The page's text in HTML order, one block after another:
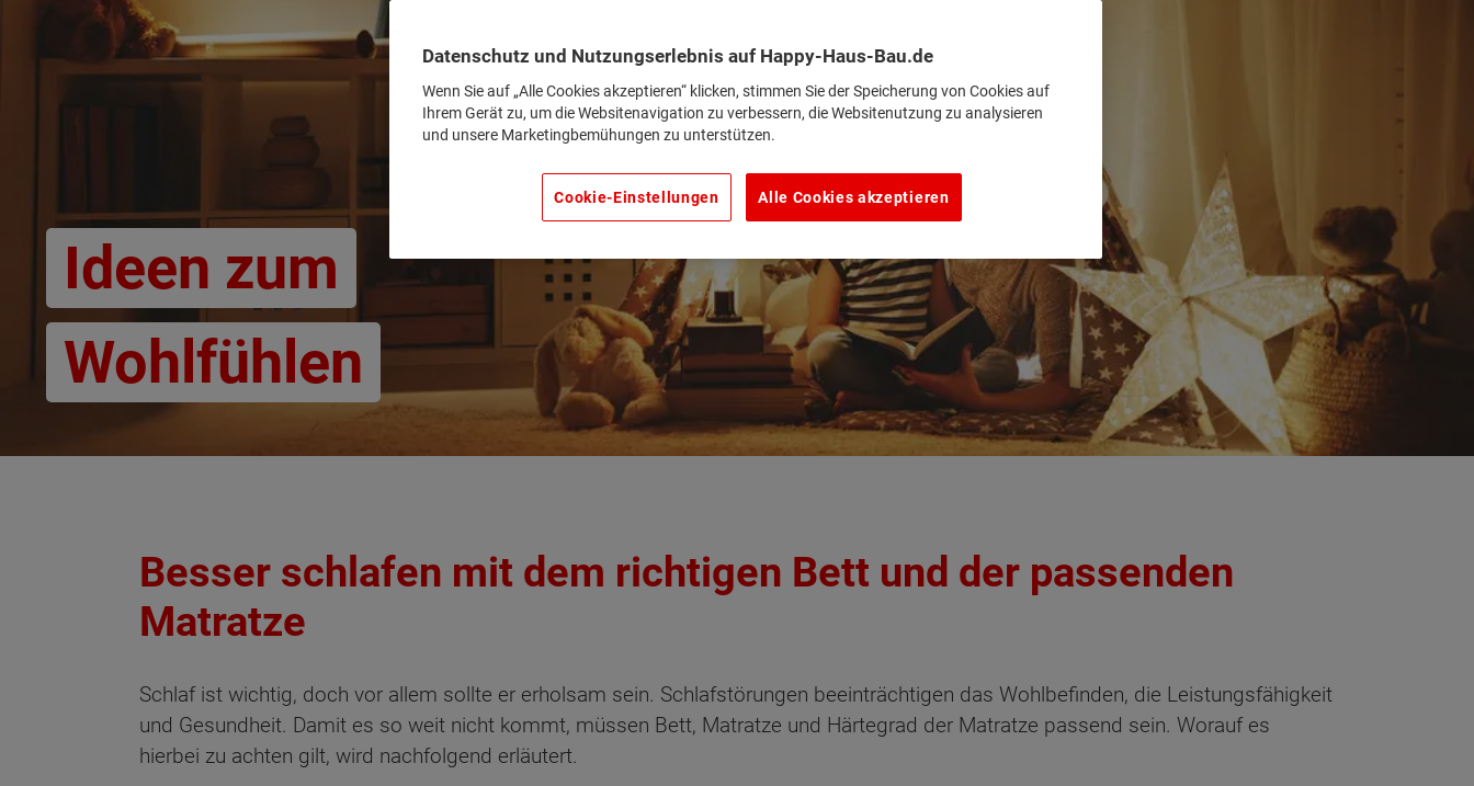
Ideen zum
Wohlfühlen
Besser schlafen mit dem richtigen Bett und der passenden
Matratze
Schlaf ist wichtig, doch vor allem sollte er erholsam sein. Schlafstörungen beeinträchtigen das Wohlbefinden, die Leistungsfähigkeit
und Gesundheit. Damit es so weit nicht kommt, müssen Bett, Matratze und Härtegrad der Matratze passend sein. Worauf es
hierbei zu achten gilt, wird nachfolgend erläutert.
Datenschutz und Nutzungserlebnis auf Happy-Haus-Bau.de
Wenn Sie auf „Alle Cookies akzeptieren“ klicken, stimmen Sie der Speicherung von Cookies auf
Ihrem Gerät zu, um die Websitenavigation zu verbessern, die Websitenutzung zu analysieren
und unsere Marketingbemühungen zu unterstützen.
Cookie-Einstellungen Alle Cookies akzeptieren